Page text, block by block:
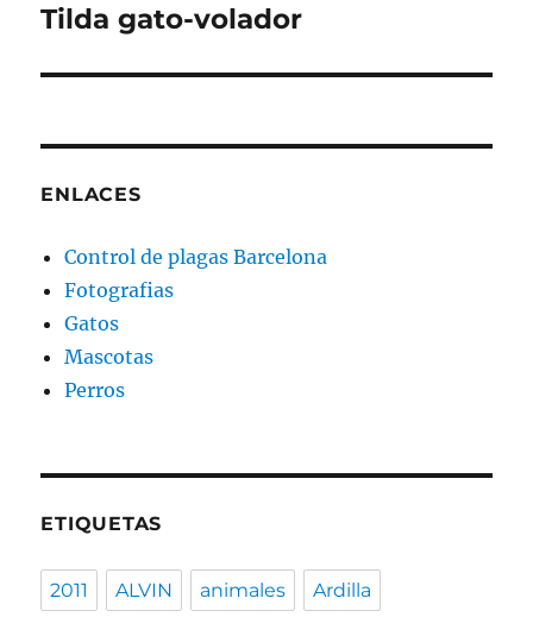
Entrada
Tilda gato-volador
ENLACES
Control de plagas Barcelona
Fotografias
Gatos
Mascotas
Perros
ETIQUETAS
2011 ALVIN animales Ardilla